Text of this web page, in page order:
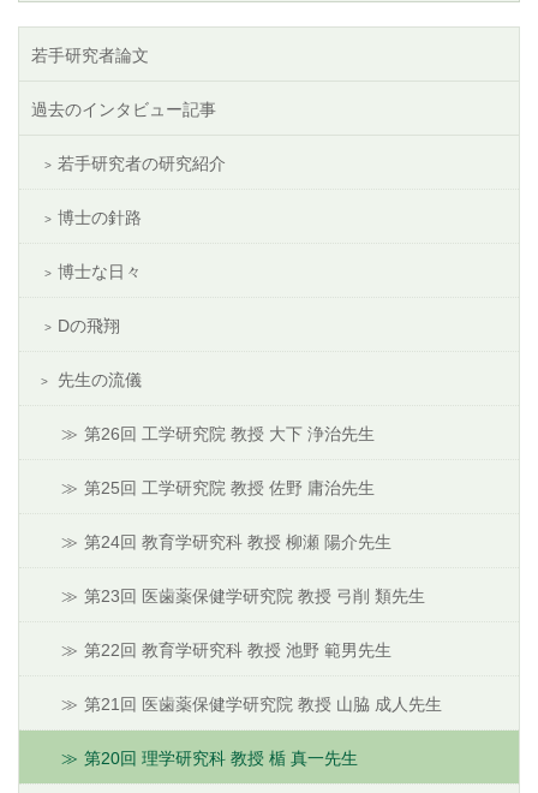
若手研究者論文
過去のインタビュー記事
若手研究者の研究紹介
博士の針路
博士な日々
Dの飛翔
先生の流儀
第26回 工学研究院 教授 大下 浄治先生
第25回 工学研究院 教授 佐野 庸治先生
第24回 教育学研究科 教授 柳瀬 陽介先生
第23回 医歯薬保健学研究院 教授 弓削 類先生
第22回 教育学研究科 教授 池野 範男先生
第21回 医歯薬保健学研究院 教授 山脇 成人先生
第20回 理学研究科 教授 楯 真一先生